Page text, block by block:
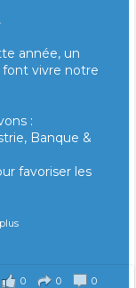
année, un
vivre notre
:
Banque &
favoriser les
0 0 0